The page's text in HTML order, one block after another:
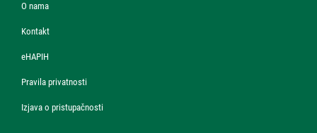
O nama
Kontakt
eHAPIH
Pravila privatnosti
Izjava o pristupačnosti